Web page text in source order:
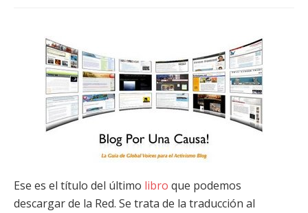
Ese es el título del último libro que podemos
descargar de la Red. Se trata de la traducción al